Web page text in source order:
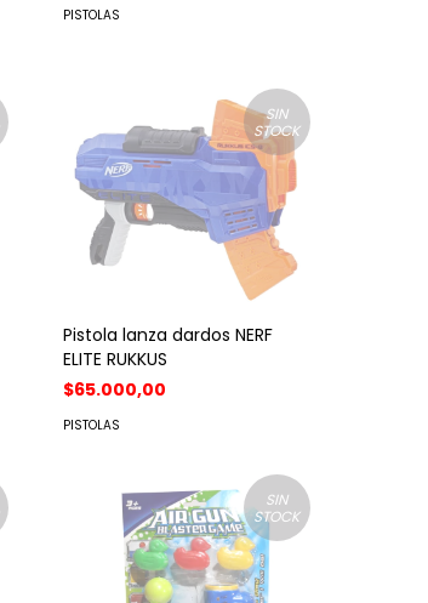
PISTOLAS
SIN
STOCK
Pistola lanza dardos NERF
ELITE RUKKUS
$65.000,00
PISTOLAS
SIN
STOCK